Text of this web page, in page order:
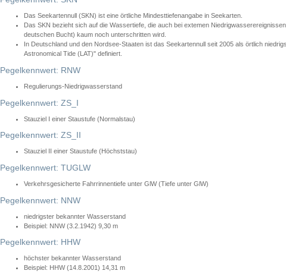
Das Seekartennull (SKN) ist eine örtliche Mindesttiefenangabe in Seekarten.
Das SKN bezieht sich auf die Wassertiefe, die auch bei extemen
deutschen Bucht) kaum noch unterschritten wird.
In Deutschland und den Nordsee-Staaten ist das Seekartennull seit 2005 als örtlich
Astronomical Tide (LAT)" definiert.
Pegelkennwert: RNW
Regulierungs-Niedrigwasserstand
Pegelkennwert: ZS_I
Stauziel I einer Staustufe (Normalstau)
Pegelkennwert: ZS_II
Stauziel II einer Staustufe (Höchststau)
Pegelkennwert: TUGLW
Verkehrsgesicherte Fahrrinnentiefe unter GlW (Tiefe unter GlW)
Pegelkennwert: NNW
niedrigster bekannter Wasserstand
Beispiel: NNW (3.2.1942) 9,30 m
Pegelkennwert: HHW
höchster bekannter Wasserstand
Beispiel: HHW (14.8.2001) 14,31 m